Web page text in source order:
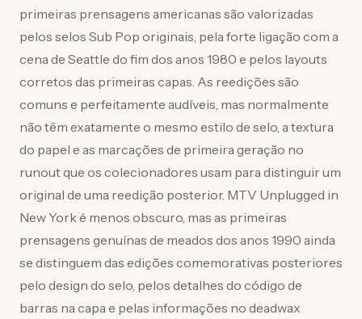
primeiras prensagens americanas são valorizadas
pelos selos Sub Pop originais, pela forte ligação com a
cena de Seattle do fim dos anos 1980 e pelos layouts
corretos das primeiras capas. As reedições são
comuns e perfeitamente audíveis, mas normalmente
não têm exatamente o mesmo estilo de selo, a textura
do papel e as marcações de primeira geração no
runout que os colecionadores usam para distinguir um
original de uma reedição posterior. MTV Unplugged in
New York é menos obscuro, mas as primeiras
prensagens genuínas de meados dos anos 1990 ainda
se distinguem das edições comemorativas posteriores
pelo design do selo, pelos detalhes do código de
barras na capa e pelas informações no deadwax